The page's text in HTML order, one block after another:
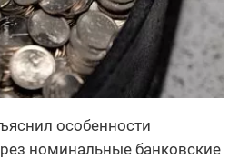
особенности
номинальные банковские